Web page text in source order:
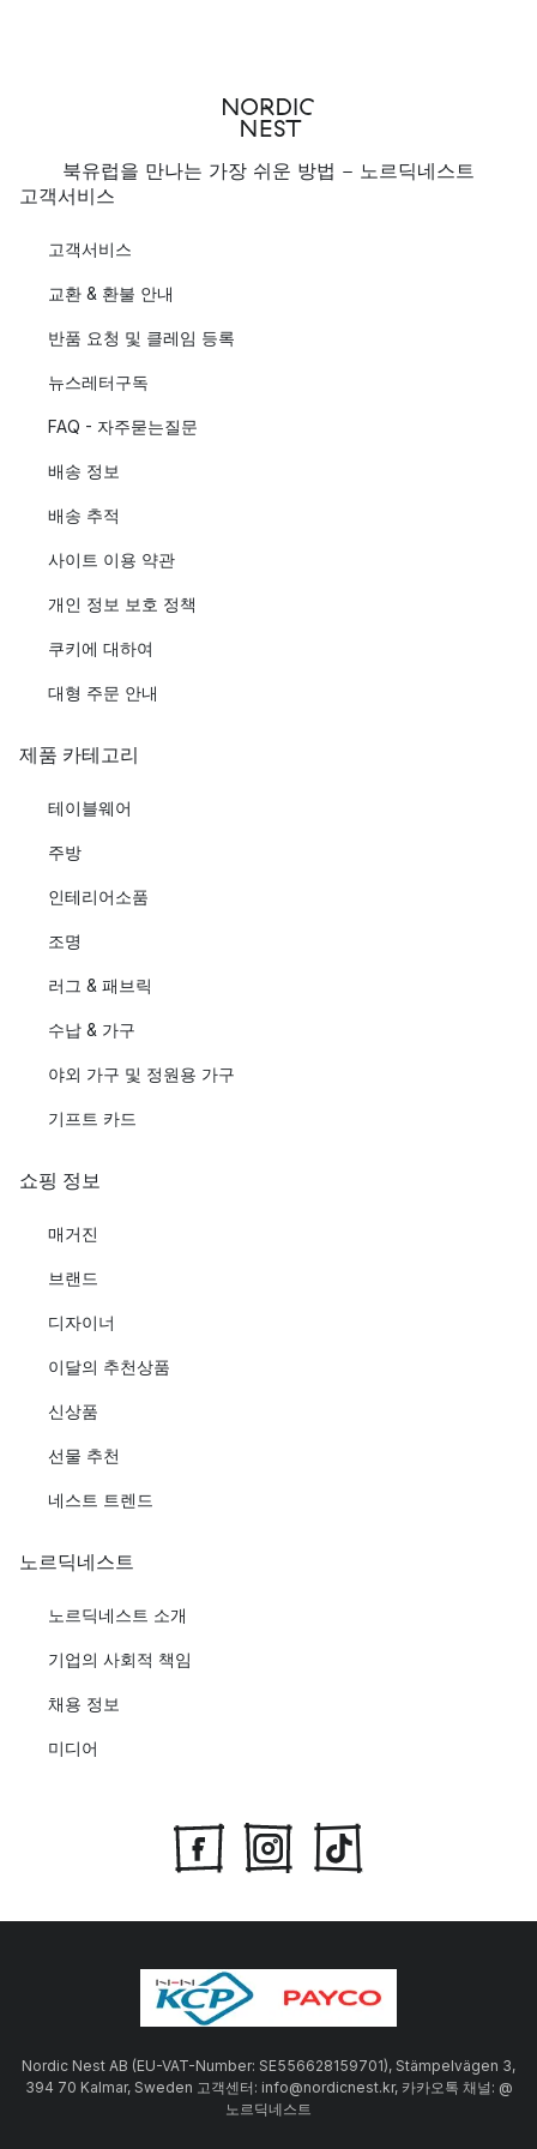
북유럽을 만나는 가장 쉬운 방법 - 노르딕네스트
고객서비스
고객서비스
교환 & 환불 안내
반품 요청 및 클레임 등록
뉴스레터구독
FAQ - 자주묻는질문
배송 정보
배송 추적
사이트 이용 약관
개인 정보 보호 정책
쿠키에 대하여
대형 주문 안내
제품 카테고리
테이블웨어
주방
인테리어소품
조명
러그 & 패브릭
수납 & 가구
야외 가구 및 정원용 가구
기프트 카드
쇼핑 정보
매거진
브랜드
디자이너
이달의 추천상품
신상품
선물 추천
네스트 트렌드
노르딕네스트
노르딕네스트 소개
기업의 사회적 책임
채용 정보
미디어
Nordic Nest AB (EU-VAT-Number: SE556628159701), Stämpelvägen 3,
394 70 Kalmar, Sweden 고객센터: info@nordicnest.kr, 카카오톡 채널: @
노르딕네스트